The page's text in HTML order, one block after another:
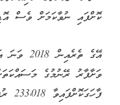
ކޮށްފައި ނުވާކަމަށް ވެސް
އޭގެ
ވަށާފާރު ރޭނުމުގެ